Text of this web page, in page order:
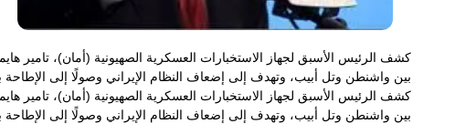
كشف الرئيس الأسبق لجهاز الاستخبارات العسكرية الصهيونية (أمان)، تامير
بين واشنطن وتل أبيب، وتهدف إلى إضعاف النظام الإيراني وصولًا إلى الإطاحة
كشف الرئيس الأسبق لجهاز الاستخبارات العسكرية الصهيونية (أمان)، تامير
بين واشنطن وتل أبيب، وتهدف إلى إضعاف النظام الإيراني وصولًا إلى الإطاحة